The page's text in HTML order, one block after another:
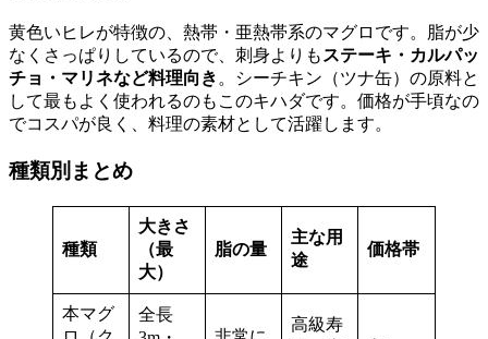
黄色いヒレが特徴の、熱帯・亜熱帯系のマグロです。脂が少
なくさっぱりしているので、刺身よりも ステーキ・カルパッ
チョ・マリネなど料理向き 。シーチキン（ツナ缶）の原料と
して最もよく使われるのもこのキハダです。価格が手頃なの
でコスパが良く、料理の素材として活躍します。
種類別まとめ
種類
大きさ
（最
大）
脂の量
主な用
途
価格帯
本マグ
全長
高級寿